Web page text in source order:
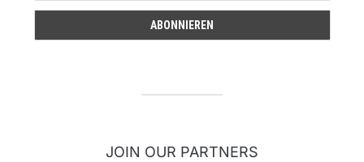
JOIN OUR PARTNERS